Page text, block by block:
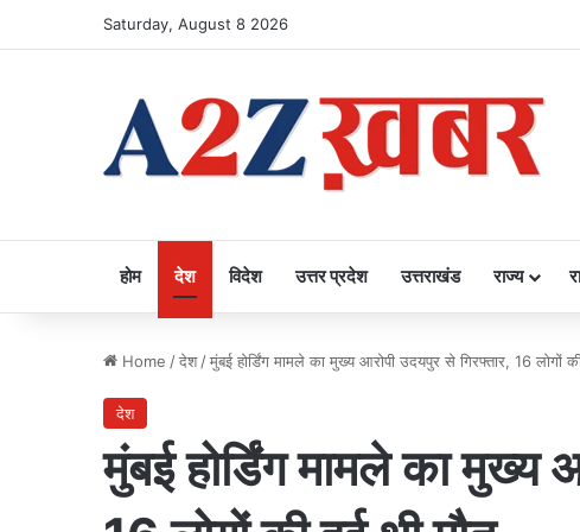
Saturday, August 8 2026
होम देश विदेश उत्तर प्रदेश उत्तराखंड राज्य
Home /देश /मुंबई होर्डिंग मामले का मुख्य आरोपी उदयपुर से गिरफ्तार, 16 लोगों
देश
मुंबई होर्डिंग मामले का मुख्य